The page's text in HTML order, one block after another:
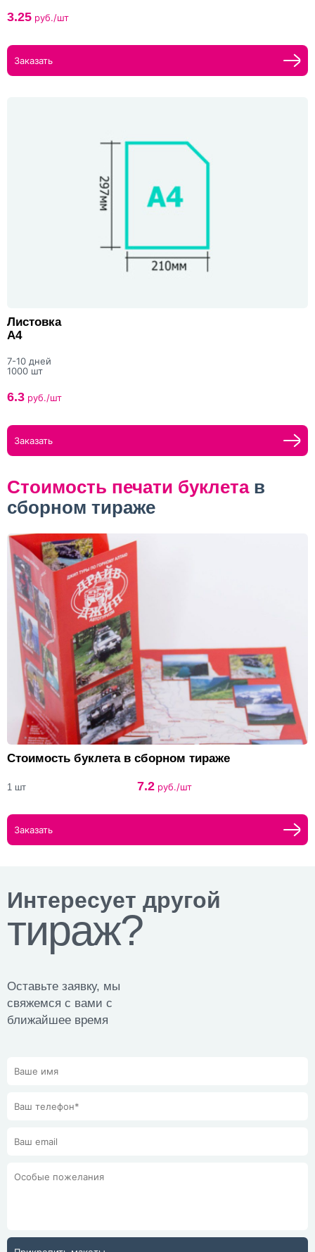
3.25 руб./шт
Заказать
Листовка
А4
7-10 дней
1000 шт
6.3 руб./шт
Заказать
Стоимость печати буклетав
сборном тираже
Стоимость буклета в сборном тираже
1 шт 7.2 руб./шт
Заказать
Интересует другой
тираж?
Оставьте заявку, мы
свяжемся с вами с
ближайшее время